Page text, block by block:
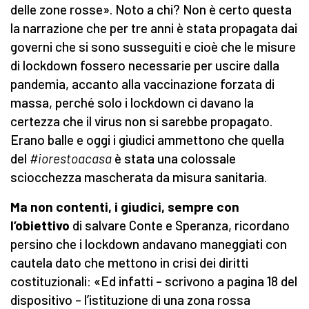
delle zone rosse». Noto a chi? Non è certo questa
la narrazione che per tre anni è stata propagata dai
governi che si sono susseguiti e cioè che le misure
di lockdown fossero necessarie per uscire dalla
pandemia, accanto alla vaccinazione forzata di
massa, perché solo i lockdown ci davano la
certezza che il virus non si sarebbe propagato.
Erano balle e oggi i giudici ammettono che quella
del #iorestoacasa è stata una colossale
sciocchezza mascherata da misura sanitaria.
Ma non contenti, i giudici, sempre con
l’obiettivo di salvare Conte e Speranza, ricordano
persino che i lockdown andavano maneggiati con
cautela dato che mettono in crisi dei diritti
costituzionali: «Ed infatti – scrivono a pagina 18 del
dispositivo – l’istituzione di una zona rossa